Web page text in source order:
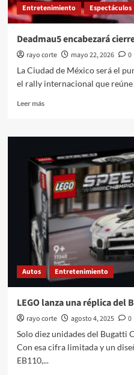
Entretenimiento Espectáculos
Deadmau5 encabezará
rayo corte mayo 22, 2026
0
La Ciudad de México será el
el rally internacional que reúne
Leer másLeer
Deadmau5
cierre
del
Gumball
3000
Autos Entretenimiento
LEGO lanza una réplica del
rayo corte agosto 4, 2025
0
Solo diez unidades del Bugatti
Con esa cifra limitada y un
EB110,...